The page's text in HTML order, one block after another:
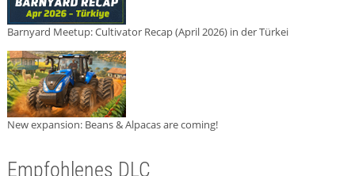
Barnyard Meetup: Cultivator Recap (April 2026) in der Türkei
New expansion: Beans & Alpacas are coming!
Empfohlenes DLC